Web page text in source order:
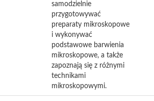
samodzielnie
przygotowywać
preparaty mikroskopowe
i wykonywać
podstawowe barwienia
mikroskopowe, a także
zapoznają się z różnymi
technikami
mikroskopowymi.